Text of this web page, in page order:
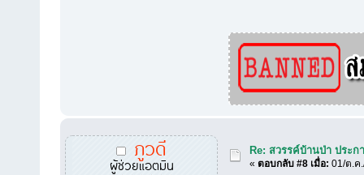
ภูวดี
ผู้ช่วยแอตมิน
Re: สวรรค์บ้านป่า ประก
«ตอบกลับ #8 เมื่อ: 01/ต.ค